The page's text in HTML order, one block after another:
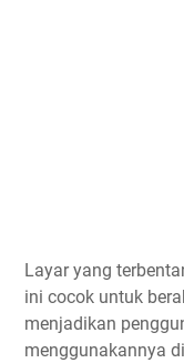
Layar yang
ini cocok untuk
menjadikan
menggunakannya